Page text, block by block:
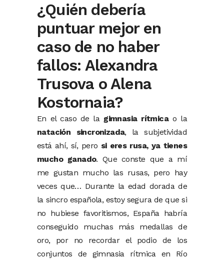
¿Quién debería
puntuar mejor en
caso de no haber
fallos: Alexandra
Trusova o Alena
Kostornaia?
En el caso de la gimnasia rítmicao la
natación sincronizada, la subjetividad
está ahí, sí, pero si eres rusa, ya tienes
mucho ganado. Que conste que a mí
me gustan mucho las rusas, pero hay
veces que… Durante la edad dorada de
la sincro española, estoy segura de que si
no hubiese favoritismos, España habría
conseguido muchas más medallas de
oro, por no recordar el podio de los
conjuntos de gimnasia rítmica en Río